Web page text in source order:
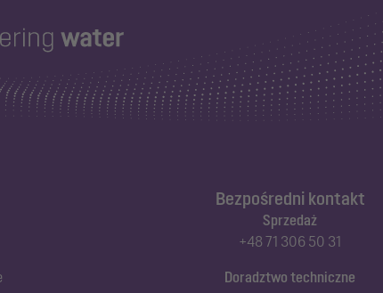
Bezpośredni kontakt
Sprzedaż
+48 71 306 50 31
Doradztwo techniczne